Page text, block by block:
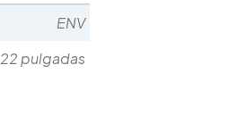
ENV
22 pulgadas